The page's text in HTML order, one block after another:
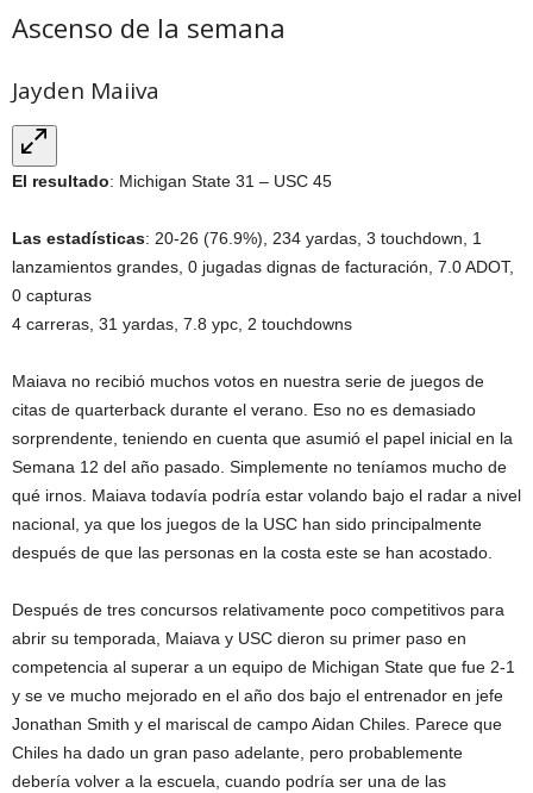
Ascenso de la semana
Jayden Maiiva
El resultado: Michigan State 31 – USC 45
Las estadísticas: 20-26 (76.9%), 234 yardas, 3 touchdown, 1
lanzamientos grandes, 0 jugadas dignas de facturación, 7.0 ADOT,
0 capturas
4 carreras, 31 yardas, 7.8 ypc, 2 touchdowns
Maiava no recibió muchos votos en nuestra serie de juegos de
citas de quarterback durante el verano. Eso no es demasiado
sorprendente, teniendo en cuenta que asumió el papel inicial en la
Semana 12 del año pasado. Simplemente no teníamos mucho de
qué irnos. Maiava todavía podría estar volando bajo el radar a nivel
nacional, ya que los juegos de la USC han sido principalmente
después de que las personas en la costa este se han acostado.
Después de tres concursos relativamente poco competitivos para
abrir su temporada, Maiava y USC dieron su primer paso en
competencia al superar a un equipo de Michigan State que fue 2-1
y se ve mucho mejorado en el año dos bajo el entrenador en jefe
Jonathan Smith y el mariscal de campo Aidan Chiles. Parece que
Chiles ha dado un gran paso adelante, pero probablemente
debería volver a la escuela, cuando podría ser una de las